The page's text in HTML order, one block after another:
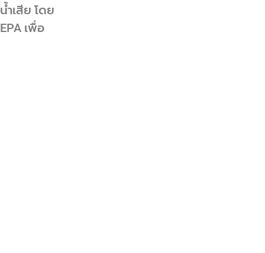
ำเสีย โดย
เพื่อ